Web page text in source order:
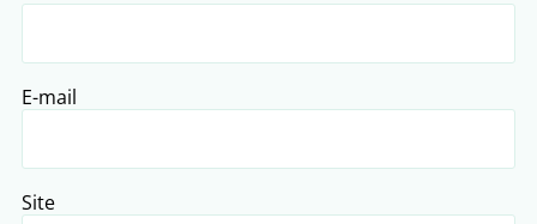
E-mail
Site